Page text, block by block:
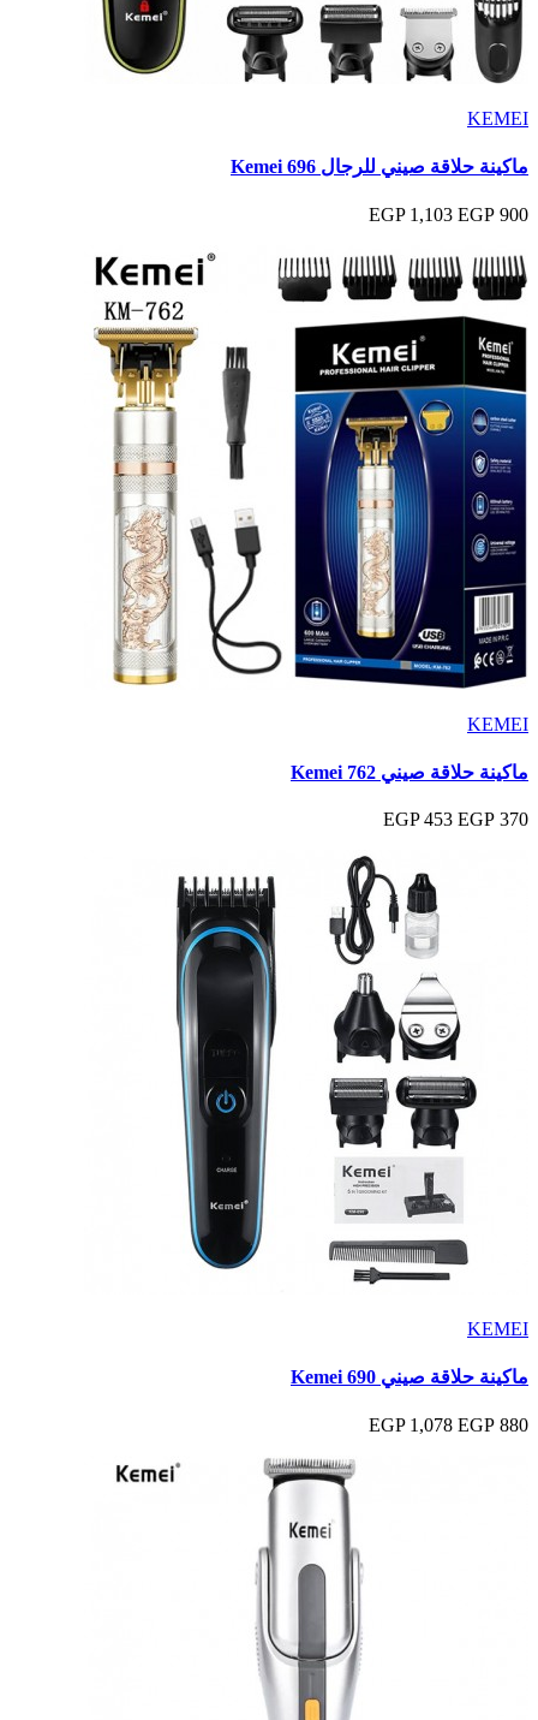
KEMEI
ماكينة حلاقة صيني للرجال Kemei 696
900 EGP
1,103 EGP
KEMEI
ماكينة حلاقة صيني Kemei 762
370 EGP
453 EGP
KEMEI
ماكينة حلاقة صيني Kemei 690
880 EGP
1,078 EGP